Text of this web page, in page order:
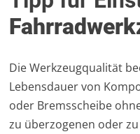
Die Werkzeugqualität
Lebensdauer von
oder Bremsscheibe
zu überzogenen oder